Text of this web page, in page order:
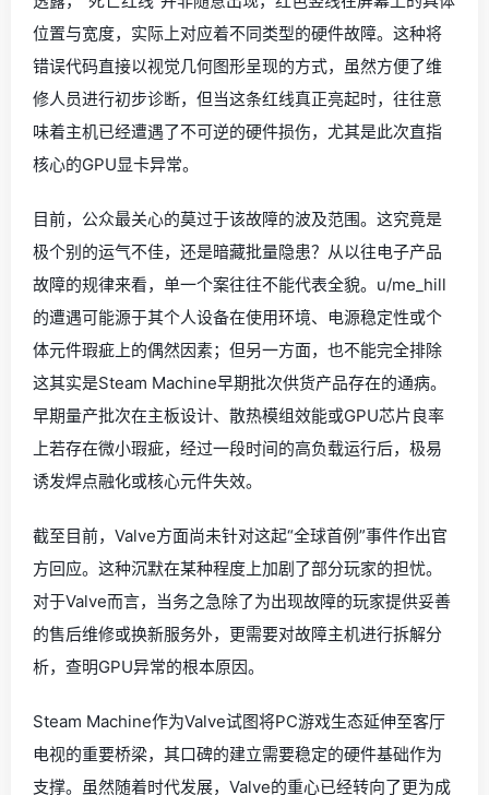
位置与宽度，实际上对应着不同类型的硬件故障。这种将
错误代码直接以视觉几何图形呈现的方式，虽然方便了维
修人员进行初步诊断，但当这条红线真正亮起时，往往意
味着主机已经遭遇了不可逆的硬件损伤，尤其是此次直指
核心的GPU显卡异常。
目前，公众最关心的莫过于该故障的波及范围。这究竟是
极个别的运气不佳，还是暗藏批量隐患？从以往电子产品
故障的规律来看，单一个案往往不能代表全貌。u/me_hill
的遭遇可能源于其个人设备在使用环境、电源稳定性或个
体元件瑕疵上的偶然因素；但另一方面，也不能完全排除
这其实是Steam Machine早期批次供货产品存在的通病。
早期量产批次在主板设计、散热模组效能或GPU芯片良率
上若存在微小瑕疵，经过一段时间的高负载运行后，极易
诱发焊点融化或核心元件失效。
截至目前，Valve方面尚未针对这起“全球首例”事件作出官
方回应。这种沉默在某种程度上加剧了部分玩家的担忧。
对于Valve而言，当务之急除了为出现故障的玩家提供妥善
的售后维修或换新服务外，更需要对故障主机进行拆解分
析，查明GPU异常的根本原因。
Steam Machine作为Valve试图将PC游戏生态延伸至客厅
电视的重要桥梁，其口碑的建立需要稳定的硬件基础作为
支撑。虽然随着时代发展，Valve的重心已经转向了更为成